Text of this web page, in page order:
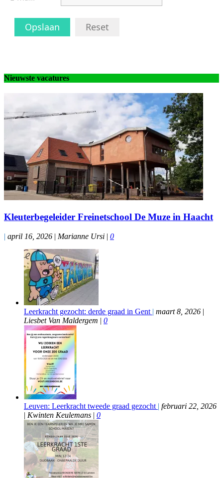
Opslaan Reset
Nieuwste vacatures
Kleuterbegeleider Freinetschool De Muze in Haacht
| april 16, 2026 | Marianne Ursi | 0
Leerkracht gezocht: derde graad in Gent | maart 8, 2026 |
Liesbet Van Maldergem | 0
Leuven: Leerkracht tweede graad gezocht | februari 22, 2026
| Kwinten Keulemans | 0